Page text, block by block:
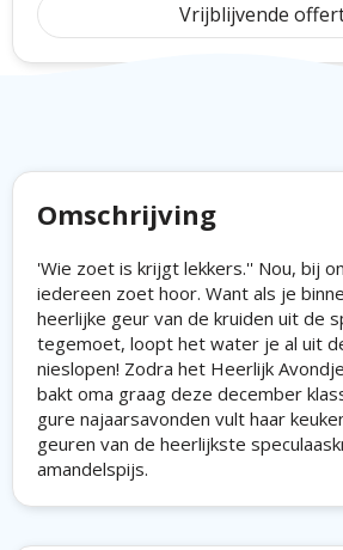
Vrijblijvende
Omschrijving
'Wie zoet is krijgt lekkers.'' Nou, bij
iedereen zoet hoor. Want als je
heerlijke geur van de kruiden uit de
tegemoet, loopt het water je al uit
nieslopen! Zodra het Heerlijk
bakt oma graag deze december
gure najaarsavonden vult haar
geuren van de heerlijkste
amandelspijs.